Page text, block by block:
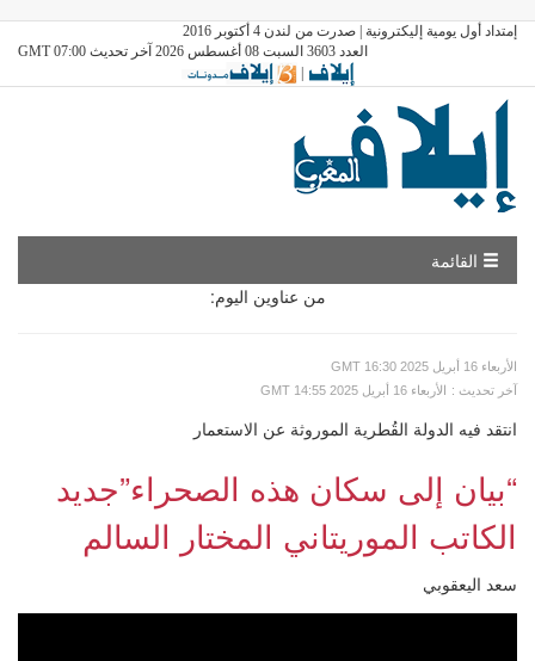
إمتداد أول يومية إليكترونية | صدرت من لندن 4 أكتوبر 2016
العدد 3603 السبت 08 أغسطس 2026 آخر تحديث GMT 07:00
|
القائمة
من عناوين اليوم:
GMT الأربعاء 16 أبريل 2025 16:30
GMT الأربعاء 16 أبريل 2025 14:55
: آخر تحديث
انتقد فيه الدولة القُطرية الموروثة عن الاستعمار
“بيان إلى سكان هذه الصحراء”جديد
الكاتب الموريتاني المختار السالم
سعد اليعقوبي